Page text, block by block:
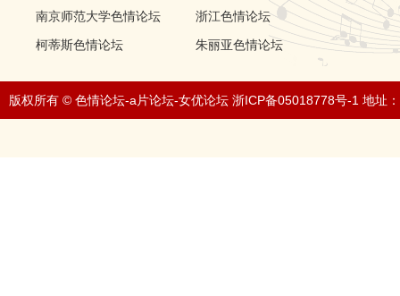
南京师范大学色情论坛
浙江色情论坛
柯蒂斯色情论坛
朱丽亚色情论坛
版权所有 © 色情论坛-a片论坛-女优论坛 浙ICP备05018778号-1 地址